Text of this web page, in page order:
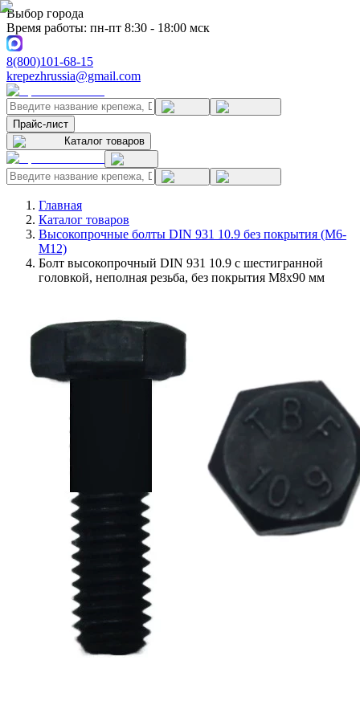
Выбор города
Время работы: пн-пт 8:30 - 18:00 мск
8(800)101-68-15
krepezhrussia@gmail.com
Прайс-лист
Каталог товаров
Главная
Каталог товаров
Высокопрочные болты DIN 931 10.9 без покрытия (M6-
M12)
Болт высокопрочный DIN 931 10.9 с шестигранной
головкой, неполная резьба, без покрытия M8x90 мм